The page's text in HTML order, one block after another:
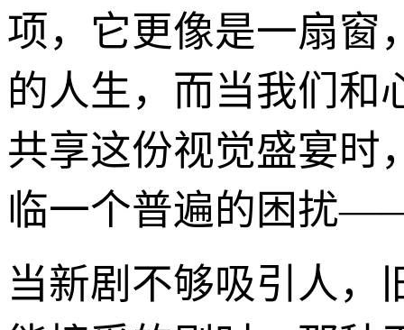
项，它更像是一扇窗
的人生，而当我们和
共享这份视觉盛宴时
临一个普遍的困扰
当新剧不够吸引人，